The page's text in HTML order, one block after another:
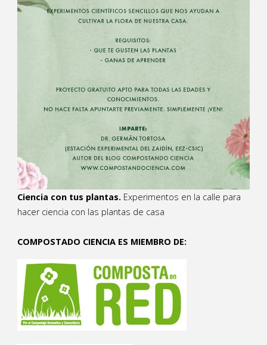
Ciencia con tus plantas. Experimentos en la calle para
hacer ciencia con las plantas de casa
COMPOSTADO CIENCIA ES MIEMBRO DE: